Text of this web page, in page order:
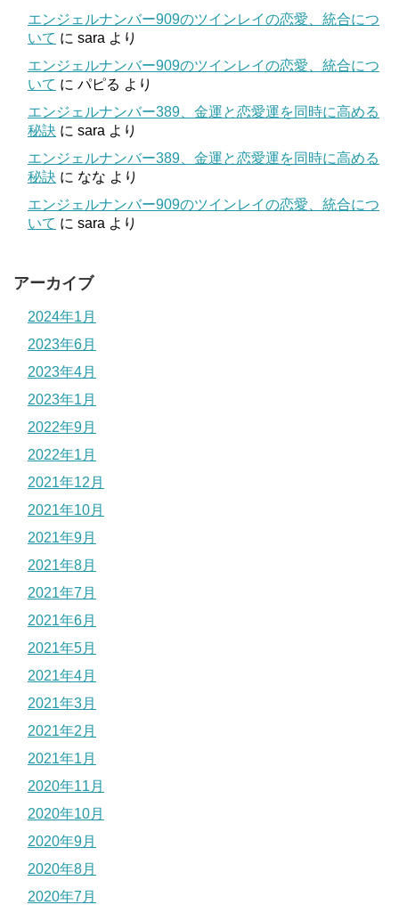
エンジェルナンバー909のツインレイの恋愛、統合につ
いて に sara より
エンジェルナンバー909のツインレイの恋愛、統合につ
いて に パピる より
エンジェルナンバー389、金運と恋愛運を同時に高める
秘訣 に sara より
エンジェルナンバー389、金運と恋愛運を同時に高める
秘訣 に なな より
エンジェルナンバー909のツインレイの恋愛、統合につ
いて に sara より
アーカイブ
2024年1月
2023年6月
2023年4月
2023年1月
2022年9月
2022年1月
2021年12月
2021年10月
2021年9月
2021年8月
2021年7月
2021年6月
2021年5月
2021年4月
2021年3月
2021年2月
2021年1月
2020年11月
2020年10月
2020年9月
2020年8月
2020年7月